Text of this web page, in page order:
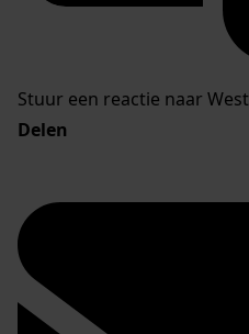
Stuur een reactie naar
Delen